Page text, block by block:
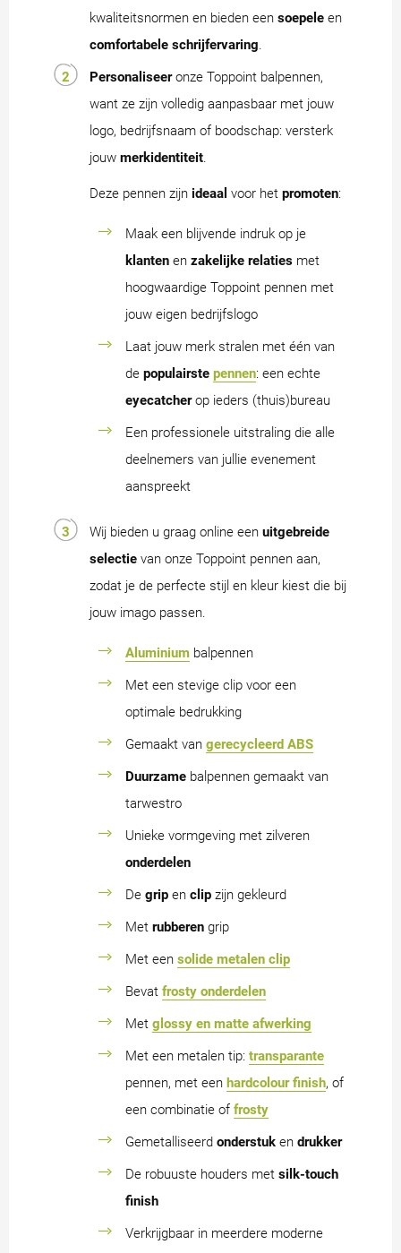
kwaliteitsnormen en bieden een soepele en
comfortabele schrijfervaring
Personaliseeronze Toppoint balpennen,
want ze zijn volledig aanpasbaar met jouw
logo, bedrijfsnaam of boodschap: versterk
jouw merkidentiteit
Deze pennen zijn ideaal voor het promoten:
Maak een blijvende indruk op je
klanten en zakelijke relaties met
hoogwaardige Toppoint pennen met
jouw eigen bedrijfslogo
Laat jouw merk stralen met één van
de populairste pennen: een echte
eyecatcherop ieders (thuis)bureau
Een professionele uitstraling die alle
deelnemers van jullie evenement
aanspreekt
Wij bieden u graag online een uitgebreide
selectie van onze Toppoint pennen aan,
zodat je de perfecte stijl en kleur kiest die bij
jouw imago passen.
Aluminium balpennen
Met een stevige clip voor een
optimale bedrukking
Gemaakt van gerecycleerd ABS
Duurzame balpennen gemaakt van
tarwestro
Unieke vormgeving met zilveren
onderdelen
De grip en clip zijn gekleurd
Met rubberen grip
Met een solide metalen clip
Bevat frosty onderdelen
Met glossy en matte afwerking
Met een metalen tip: transparante
pennen, met een hardcolour finish, of
een combinatie of frosty
Gemetalliseerd onderstuk en drukker
De robuuste houders met silk-touch
finish
Verkrijgbaar in meerdere moderne